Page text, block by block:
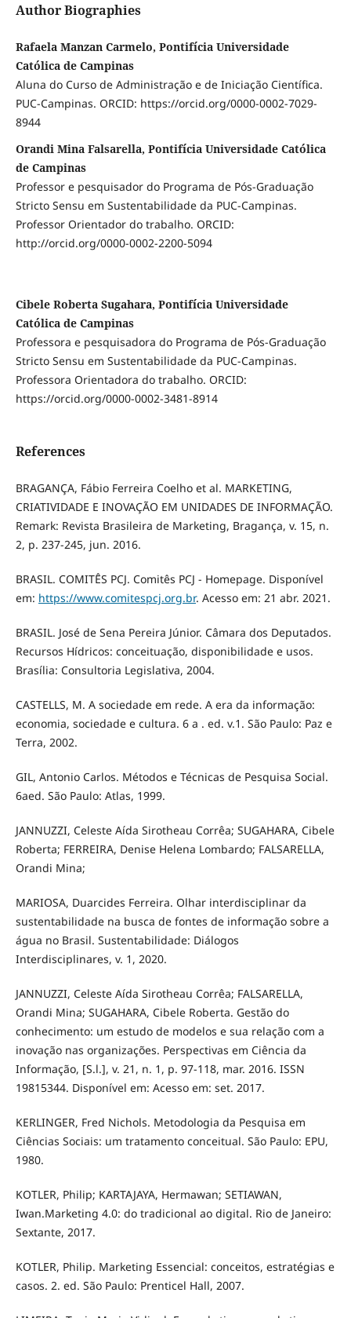
Author Biographies
Rafaela Manzan Carmelo, Pontifícia Universidade
Católica de Campinas
Aluna do Curso de Administração e de Iniciação Científica.
PUC-Campinas. ORCID: https://orcid.org/0000-0002-7029-
8944
Orandi Mina Falsarella, Pontifícia Universidade Católica
de Campinas
Professor e pesquisador do Programa de Pós-Graduação
Stricto Sensu em Sustentabilidade da PUC-Campinas.
Professor Orientador do trabalho. ORCID:
http://orcid.org/0000-0002-2200-5094
Cibele Roberta Sugahara, Pontifícia Universidade
Católica de Campinas
Professora e pesquisadora do Programa de Pós-Graduação
Stricto Sensu em Sustentabilidade da PUC-Campinas.
Professora Orientadora do trabalho. ORCID:
https://orcid.org/0000-0002-3481-8914
References
BRAGANÇA, Fábio Ferreira Coelho et al. MARKETING,
CRIATIVIDADE E INOVAÇÃO EM UNIDADES DE INFORMAÇÃO.
Remark: Revista Brasileira de Marketing, Bragança, v. 15, n.
2, p. 237-245, jun. 2016.
BRASIL. COMITÊS PCJ. Comitês PCJ - Homepage. Disponível
em: https://www.comitespcj.org.br. Acesso em: 21 abr. 2021.
BRASIL. José de Sena Pereira Júnior. Câmara dos Deputados.
Recursos Hídricos: conceituação, disponibilidade e usos.
Brasília: Consultoria Legislativa, 2004.
CASTELLS, M. A sociedade em rede. A era da informação:
economia, sociedade e cultura. 6 a . ed. v.1. São Paulo: Paz e
Terra, 2002.
GIL, Antonio Carlos. Métodos e Técnicas de Pesquisa Social.
6aed. São Paulo: Atlas, 1999.
JANNUZZI, Celeste Aída Sirotheau Corrêa; SUGAHARA, Cibele
Roberta; FERREIRA, Denise Helena Lombardo; FALSARELLA,
Orandi Mina;
MARIOSA, Duarcides Ferreira. Olhar interdisciplinar da
sustentabilidade na busca de fontes de informação sobre a
água no Brasil. Sustentabilidade: Diálogos
Interdisciplinares, v. 1, 2020.
JANNUZZI, Celeste Aída Sirotheau Corrêa; FALSARELLA,
Orandi Mina; SUGAHARA, Cibele Roberta. Gestão do
conhecimento: um estudo de modelos e sua relação com a
inovação nas organizações. Perspectivas em Ciência da
Informação, [S.l.], v. 21, n. 1, p. 97-118, mar. 2016. ISSN
19815344. Disponível em: Acesso em: set. 2017.
KERLINGER, Fred Nichols. Metodologia da Pesquisa em
Ciências Sociais: um tratamento conceitual. São Paulo: EPU,
1980.
KOTLER, Philip; KARTAJAYA, Hermawan; SETIAWAN,
Iwan.Marketing 4.0: do tradicional ao digital. Rio de Janeiro:
Sextante, 2017.
KOTLER, Philip. Marketing Essencial: conceitos, estratégias e
casos. 2. ed. São Paulo: Prenticel Hall, 2007.